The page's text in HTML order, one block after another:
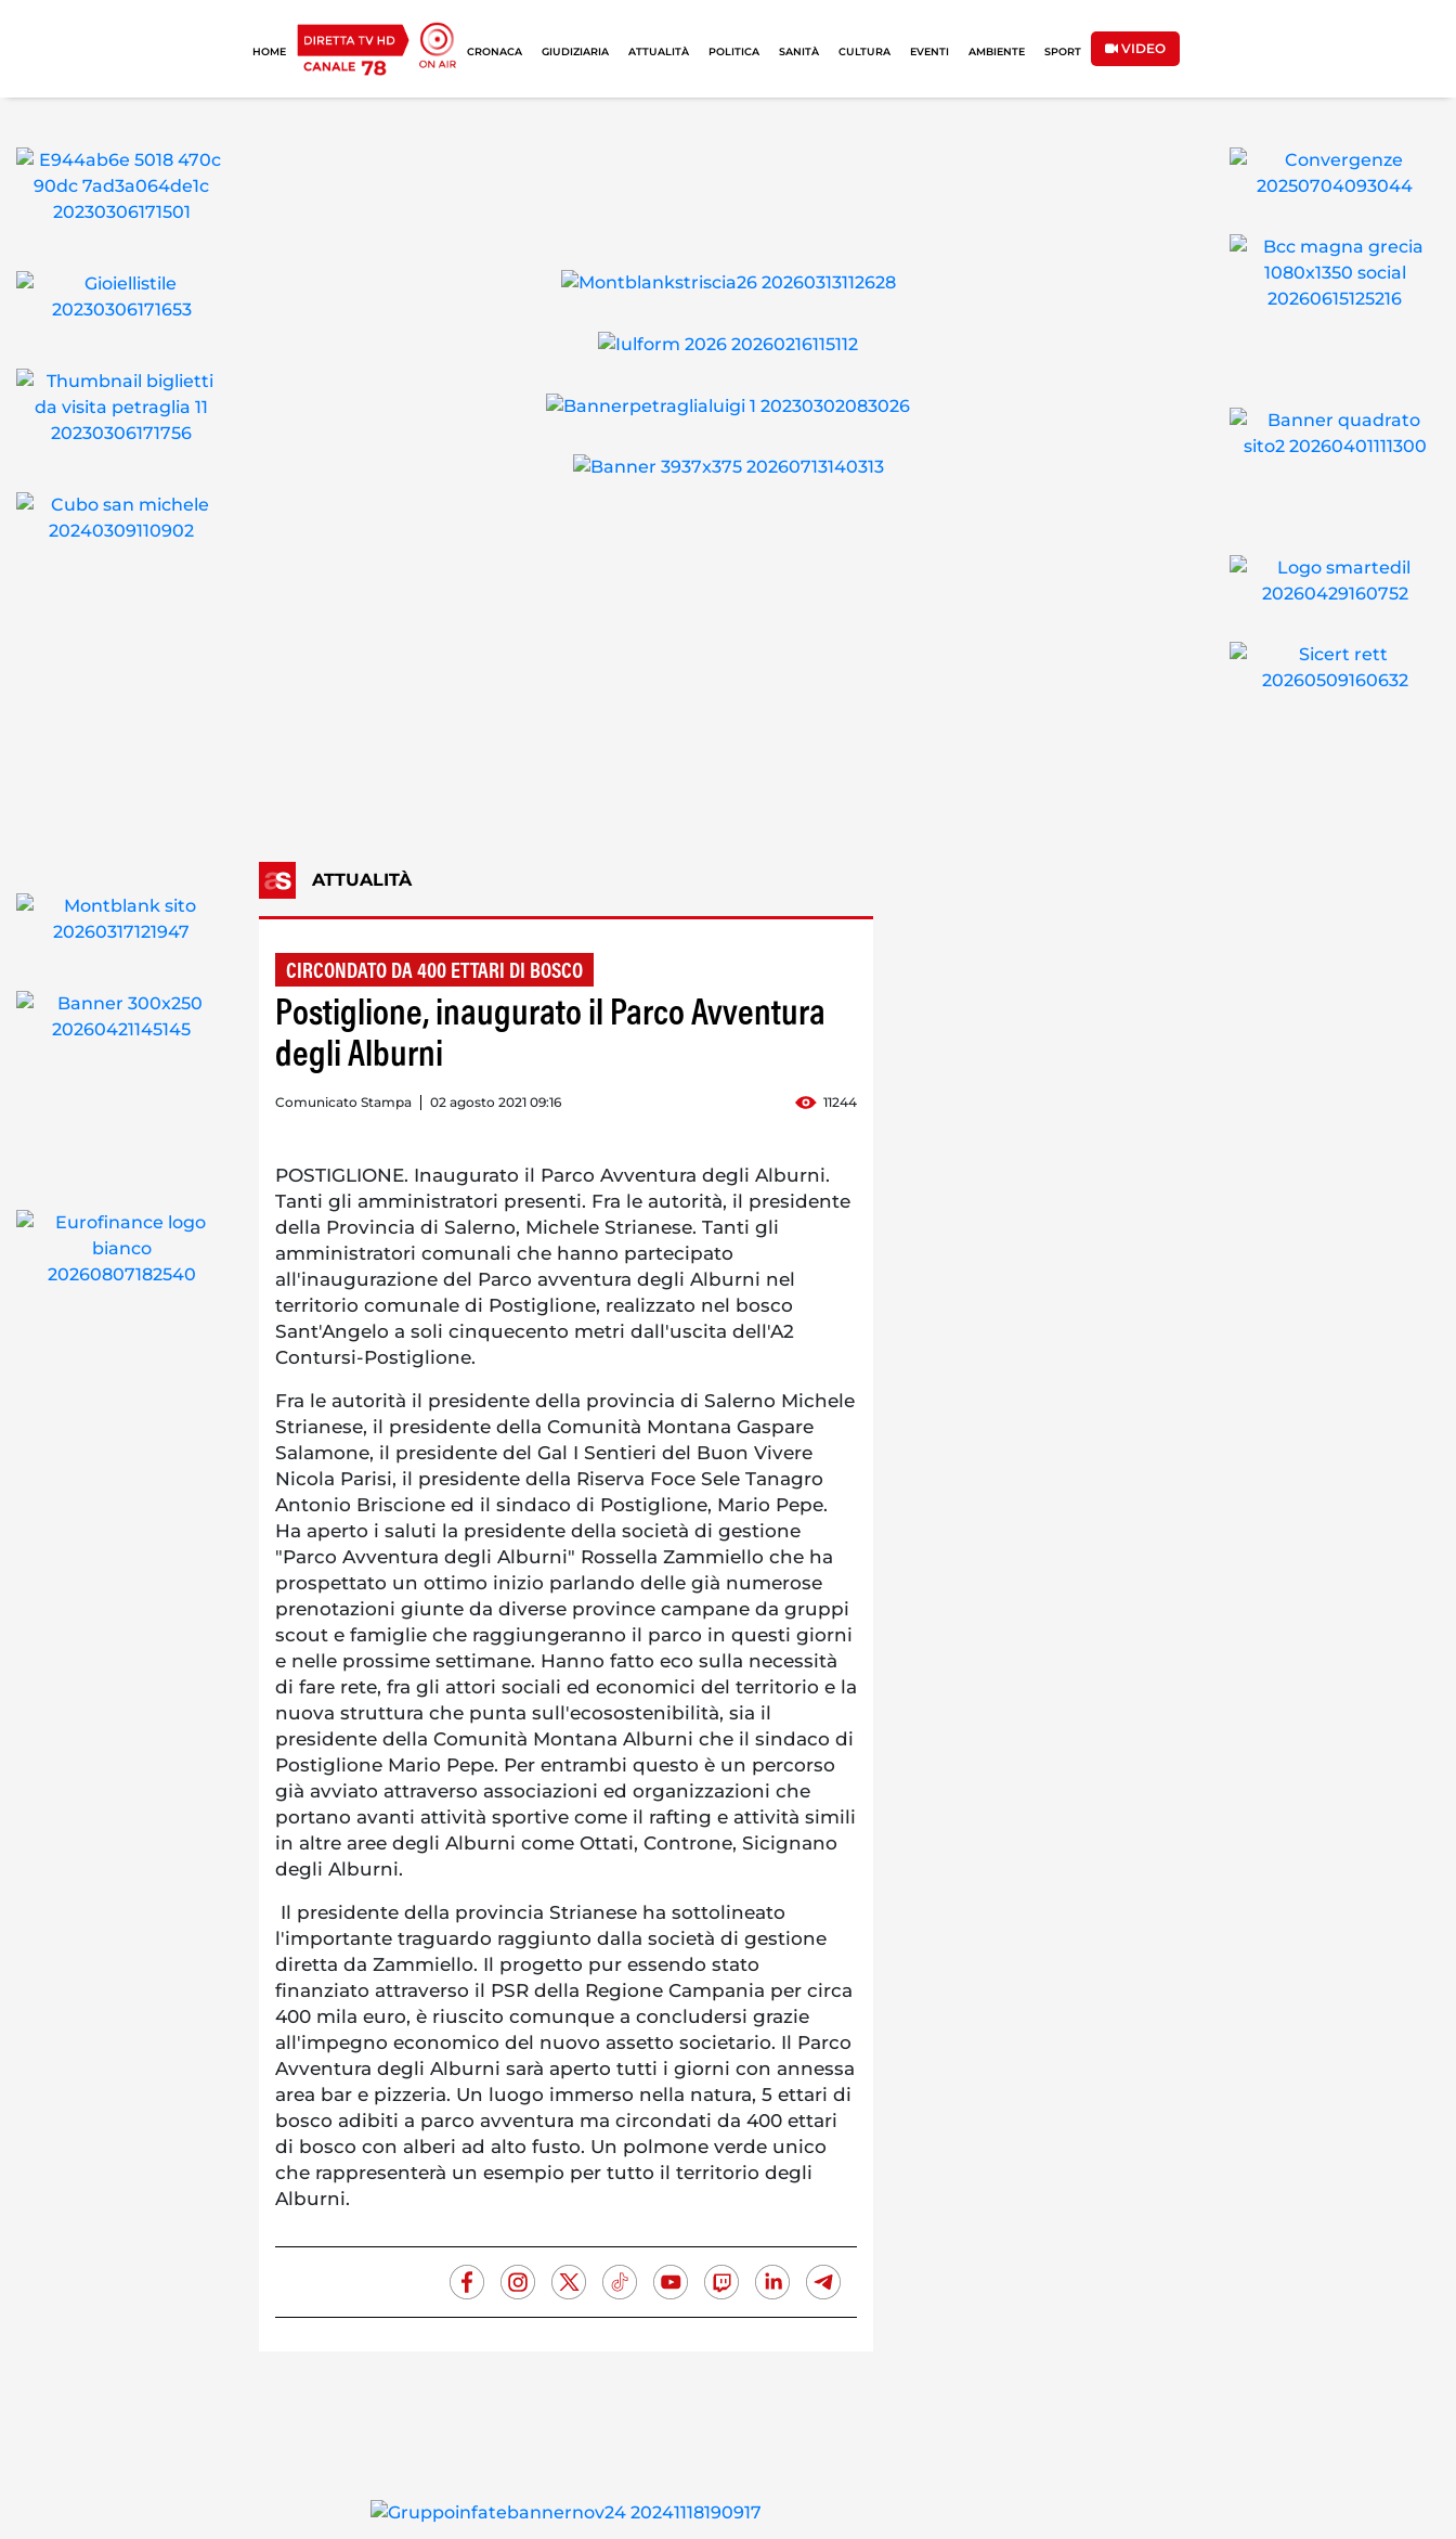
HOME CRONACA GIUDIZIARIA ATTUALITÀ POLITICA SANITÀ CULTURA EVENTI AMBIENTE SPORT VIDEO
ATTUALITÀ
CIRCONDATO DA 400 ETTARI DI BOSCO
Postiglione, inaugurato il Parco Avventura
degli Alburni
Comunicato Stampa 02 agosto 2021 09:16 11244
POSTIGLIONE. Inaugurato il Parco Avventura degli Alburni.
Tanti gli amministratori presenti. Fra le autorità, il presidente
della Provincia di Salerno, Michele Strianese. Tanti gli
amministratori comunali che hanno partecipato
all'inaugurazione del Parco avventura degli Alburni nel
territorio comunale di Postiglione, realizzato nel bosco
Sant'Angelo a soli cinquecento metri dall'uscita dell'A2
Contursi-Postiglione.
Fra le autorità il presidente della provincia di Salerno Michele
Strianese, il presidente della Comunità Montana Gaspare
Salamone, il presidente del Gal I Sentieri del Buon Vivere
Nicola Parisi, il presidente della Riserva Foce Sele Tanagro
Antonio Briscione ed il sindaco di Postiglione, Mario Pepe.
Ha aperto i saluti la presidente della società di gestione
"Parco Avventura degli Alburni" Rossella Zammiello che ha
prospettato un ottimo inizio parlando delle già numerose
prenotazioni giunte da diverse province campane da gruppi
scout e famiglie che raggiungeranno il parco in questi giorni
e nelle prossime settimane. Hanno fatto eco sulla necessità
di fare rete, fra gli attori sociali ed economici del territorio e la
nuova struttura che punta sull'ecosostenibilità, sia il
presidente della Comunità Montana Alburni che il sindaco di
Postiglione Mario Pepe. Per entrambi questo è un percorso
già avviato attraverso associazioni ed organizzazioni che
portano avanti attività sportive come il rafting e attività simili
in altre aree degli Alburni come Ottati, Controne, Sicignano
degli Alburni.
Il presidente della provincia Strianese ha sottolineato
l'importante traguardo raggiunto dalla società di gestione
diretta da Zammiello. Il progetto pur essendo stato
finanziato attraverso il PSR della Regione Campania per circa
400 mila euro, è riuscito comunque a concludersi grazie
all'impegno economico del nuovo assetto societario. Il Parco
Avventura degli Alburni sarà aperto tutti i giorni con annessa
area bar e pizzeria. Un luogo immerso nella natura, 5 ettari di
bosco adibiti a parco avventura ma circondati da 400 ettari
di bosco con alberi ad alto fusto. Un polmone verde unico
che rappresenterà un esempio per tutto il territorio degli
Alburni.